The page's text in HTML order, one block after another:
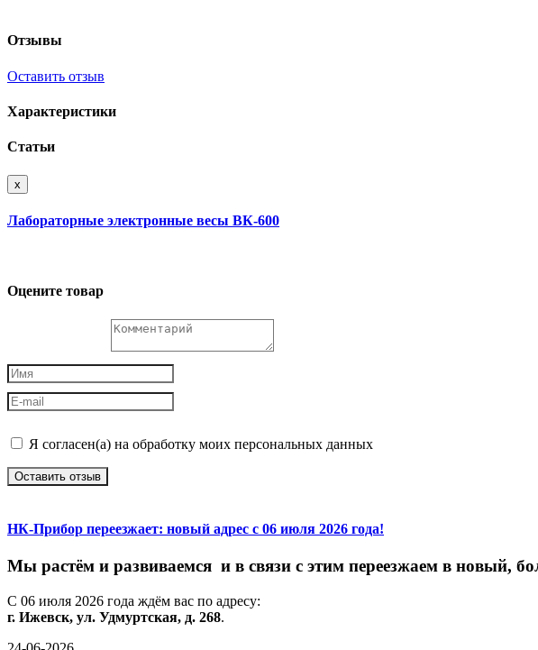
Отзывы
Оставить отзыв
Характеристики
Статьи
x
Лабораторные электронные весы ВК-600
Оцените товар
Я согласен(а) на обработку моих персональных данных
Оставить отзыв
НК-Прибор переезжает: новый адрес с 06 июля 2026 года!
Мы растём и развиваемся и в связи с этим переезжаем в новый,
С 06 июля 2026 года ждём вас по адресу:
г. Ижевск, ул. Удмуртская, д. 268.